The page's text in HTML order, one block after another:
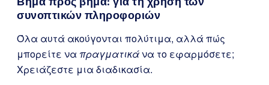
συνοπτικών πληροφοριών
Όλα αυτά ακούγονται πολύτιμα, αλλά πώς
μπορείτε να πραγματικάνα το εφαρμόσετε;
Χρειάζεστε μια διαδικασία.